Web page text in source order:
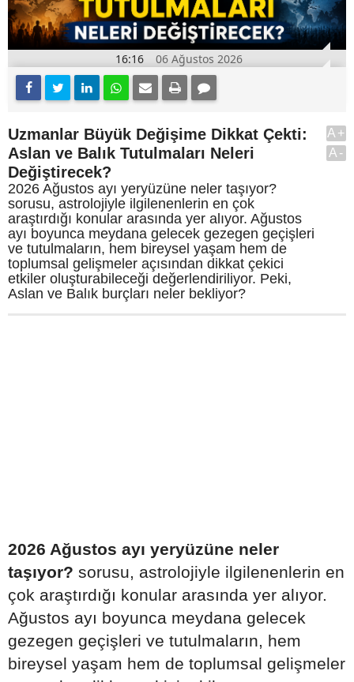
16:16 06 Ağustos 2026
Uzmanlar Büyük Değişime Dikkat Çekti:
Aslan ve Balık Tutulmaları Neleri
Değiştirecek?
2026 Ağustos ayı yeryüzüne neler taşıyor?
sorusu, astrolojiyle ilgilenenlerin en çok
araştırdığı konular arasında yer alıyor. Ağustos
ayı boyunca meydana gelecek gezegen geçişleri
ve tutulmaların, hem bireysel yaşam hem de
toplumsal gelişmeler açısından dikkat çekici
etkiler oluşturabileceği değerlendiriliyor. Peki,
Aslan ve Balık burçları neler bekliyor?
A+
A-
2026 Ağustos ayı yeryüzüne neler
taşıyor? sorusu, astrolojiyle ilgilenenlerin en
çok araştırdığı konular arasında yer alıyor.
Ağustos ayı boyunca meydana gelecek
gezegen geçişleri ve tutulmaların, hem
bireysel yaşam hem de toplumsal gelişmeler